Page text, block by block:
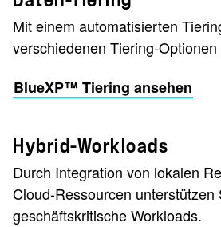
Mit einem automatisierten
verschiedenen Tiering-
BlueXP™ Tiering ansehen
Hybrid-Workloads
Durch Integration von lokalen
Cloud-Ressourcen unterstützen
geschäftskritische Workloads.